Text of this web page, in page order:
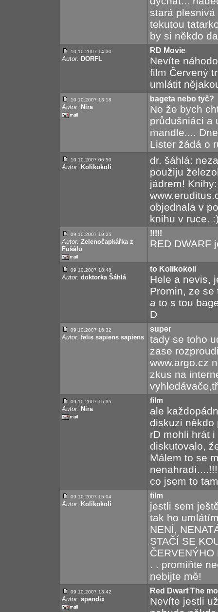
stará
tekutou
by si někdo
10.10.2007 14:30
Autor: DORFL
RD Movie
Nevíte
film Červený
umlátit
10.10.2007 13:18
Autor: Nira
bageta nebo tyč?
Ne že bych
průdušniáci a
mandle....
Lister žádá o
10.10.2007 06:50
Autor: Kolikokoli
dr. šáhlá:
použiju
jádrem!
objednala v
knihu v ruce.
09.10.2007 19:25
Autor: Zelenočapkářka z
Fušálu
!!!!!
RED DWARF
09.10.2007 18:48
Autor: doktorka Šáhlá
to Kolikokoli
Hele a nevis,
Promin, ze se
a to s tou
D
09.10.2007 16:32
Autor: felis sapiens sapiens
super
tady se toho
zase
www.argo.cz
zkus na
09.10.2007 15:35
Autor: Nira
film
ale
diskuzi někdo
rD mohli hrát
diskutovalo,
Málem to se
co jsem to
09.10.2007 15:04
Autor: Kolikokoli
film
jestli sem
tak ho
NENÍ,
STAČÍ SE
. . promiňte
nebijte mě!
09.10.2007 13:42
Autor: spendix
Red Dwarf The
Nevíte jestli